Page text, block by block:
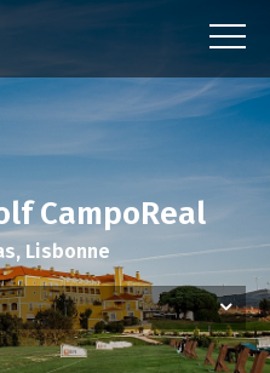
CampoReal
Lisbonne